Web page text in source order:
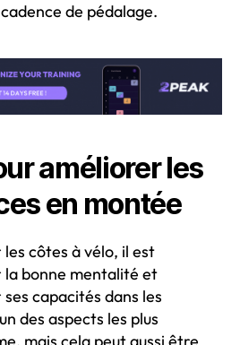
de pédalage.
améliorer les
en montée
côtes à vélo, il est
la bonne mentalité et
capacités dans les
des aspects les plus